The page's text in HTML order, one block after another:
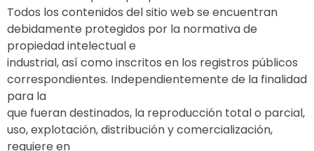
Todos los contenidos del sitio web se encuentran
debidamente protegidos por la normativa de
propiedad intelectual e
industrial, así como inscritos en los registros públicos
correspondientes. Independientemente de la finalidad
para la
que fueran destinados, la reproducción total o parcial,
uso, explotación, distribución y comercialización,
requiere en